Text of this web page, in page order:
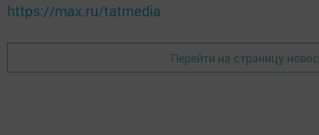
https://max.ru/tatmedia
Перейти на страницу